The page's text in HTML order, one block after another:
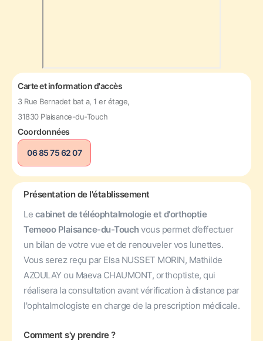
Carte et information d'accès
3 Rue Bernadet bat a, 1 er étage,
31830 Plaisance-du-Touch
Coordonnées
06 85 75 62 07
Présentation de l'établissement
Le cabinet de téléophtalmologie et d'orthoptie
Temeoo Plaisance-du-Touchvous permet d’effectuer
un bilan de votre vue et de renouveler vos lunettes.
Vous serez reçu par Elsa NUSSET MORIN, Mathilde
AZOULAY ou Maeva CHAUMONT, orthoptiste, qui
réalisera la consultation avant vérification à distance par
l'ophtalmologiste en charge de la prescription médicale.
Comment s'y prendre ?